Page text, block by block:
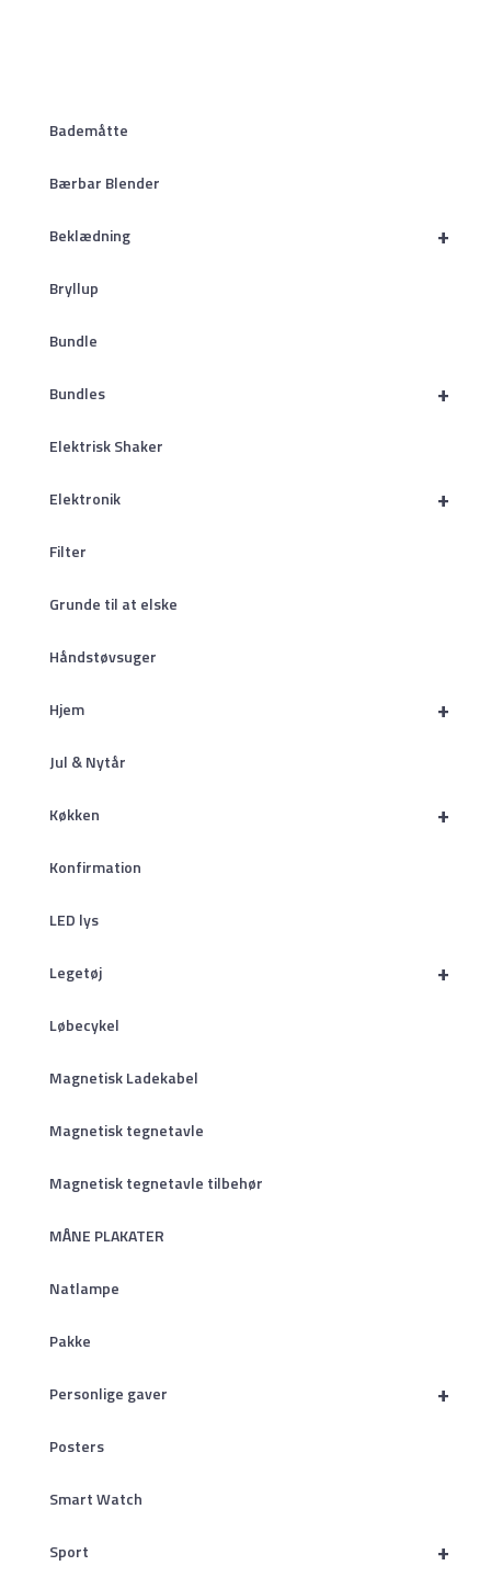
Bademåtte
Bærbar Blender
+
Beklædning
Bryllup
Bundle
+
Bundles
Elektrisk Shaker
+
Elektronik
Filter
Grunde til at elske
Håndstøvsuger
+
Hjem
Jul & Nytår
+
Køkken
Konfirmation
LED lys
+
Legetøj
Løbecykel
Magnetisk Ladekabel
Magnetisk tegnetavle
Magnetisk tegnetavle tilbehør
MÅNE PLAKATER
Natlampe
Pakke
+
Personlige gaver
Posters
Smart Watch
+
Sport